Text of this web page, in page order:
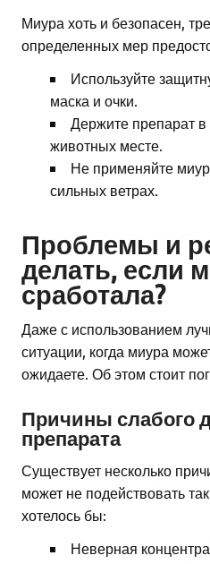
Миура хоть и безопасен,
определенных мер
Используйте
маска и очки.
Держите препарат
животных месте.
Не применяйте
сильных ветрах.
Проблемы и
делать, если
сработала?
Даже с использованием
ситуации, когда миура
ожидаете. Об этом стоит
Причины слабого
препарата
Существует несколько
может не подействовать
хотелось бы:
Неверная